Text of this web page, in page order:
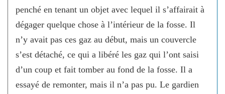
penché en tenant un objet avec lequel il s’affairait à
dégager quelque chose à l’intérieur de la fosse. Il
n’y avait pas ces gaz au début, mais un couvercle
s’est détaché, ce qui a libéré les gaz qui l’ont saisi
d’un coup et fait tomber au fond de la fosse. Il a
essayé de remonter, mais il n’a pas pu. Le gardien